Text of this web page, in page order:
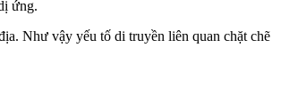
ứng.
Như vậy yếu tố di truyền liên quan chặt chẽ